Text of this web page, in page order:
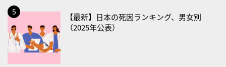
2026/08/30(日)
・ＥＰＡの日
2026/08/31(月)
【最新】日本の死因ランキング、男女別
（2025年公表）